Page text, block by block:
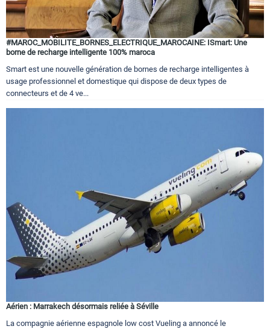
#MAROC_MOBILITE_BORNES_ELECTRIQUE_MAROCAINE: ISmart: Une
borne de recharge intelligente 100% maroca
Smart est une nouvelle génération de bornes de recharge intelligentes à
usage professionnel et domestique qui dispose de deux types de
connecteurs et de 4 ve...
Aérien : Marrakech désormais reliée à Séville
La compagnie aérienne espagnole low cost Vueling a annoncé le